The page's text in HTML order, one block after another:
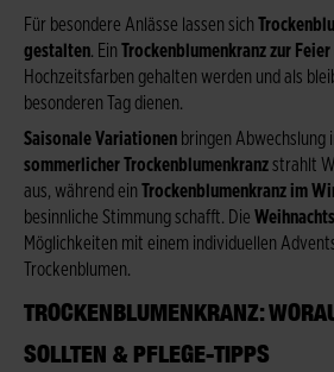
Für besondere Anlässe lassen sich
gestalten. Ein Trockenblumenkranz zur
Hochzeitsfarben gehalten werden und als
besonderen Tag dienen.
Saisonale Variationen bringen Abwechslung
sommerlicher Trockenblumenkranzstrahlt
aus, während ein Trockenblumenkranz im
besinnliche Stimmung schafft. Die
Möglichkeiten mit einem individuellen
Trockenblumen.
TROCKENBLUMENKRANZ:
SOLLTEN & PFLEGE-TIPPS